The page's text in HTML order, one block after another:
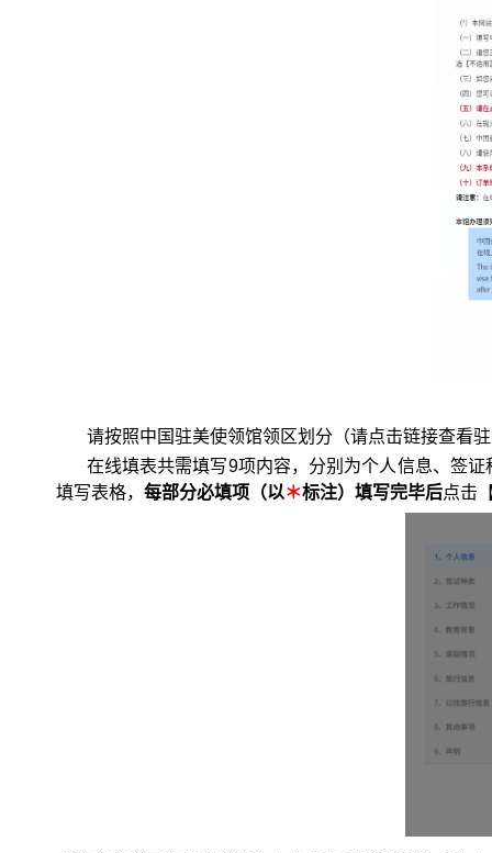
请按照中国驻美使领馆领区划分（请点击链接查看
在线填表共需填写9项内容，分别为个人信息、签
填写表格， 每部分必填项（以＊标注） 填写完毕后点击